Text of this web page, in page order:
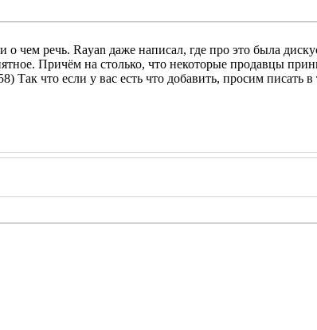
чем речь. Rayan даже написал, где про это была
Причём на столько, что некоторые продавцы
Так что если у вас есть что добавить, просим писать в